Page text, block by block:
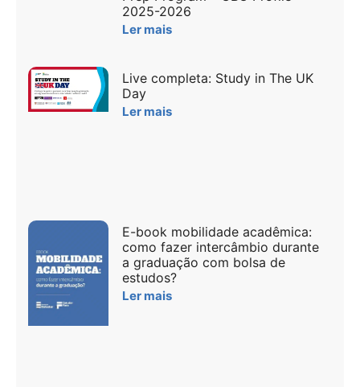
2025-2026
Ler mais
Live completa: Study in The UK
Day
Ler mais
E-book mobilidade acadêmica:
como fazer intercâmbio durante
a graduação com bolsa de
estudos?
Ler mais